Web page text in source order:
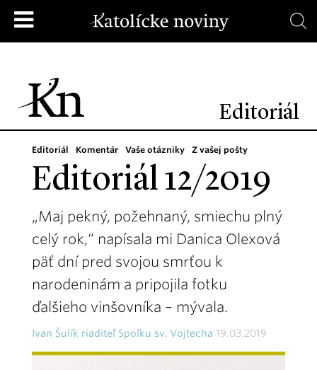
Editoriál
Editoriál Komentár Vaše otázniky Z vašej pošty
Editoriál 12/2019
„Maj pekný, požehnaný, smiechu plný
celý rok,“ napísala mi Danica Olexová
päť dní pred svojou smrťou k
narodeninám a pripojila fotku
ďalšieho vinšovníka – mývala.
Ivan Šulík riaditeľ Spolku sv. Vojtecha 19.03.2019